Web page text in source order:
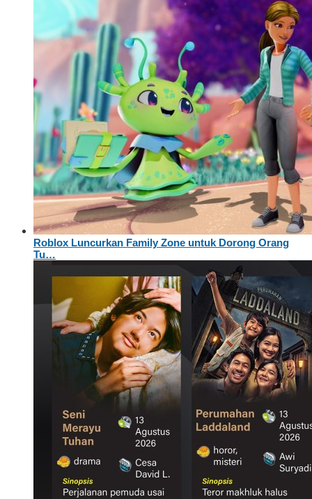
Roblox Luncurkan Family Zone untuk Dorong Orang
Tu…